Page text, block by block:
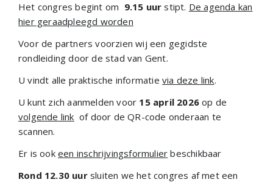
Het congres begint om 9.15 uurstipt. De agenda kan
hier geraadpleegd worden
Voor de partners voorzien wij een gegidste
rondleiding door de stad van Gent.
U vindt alle praktische informatie via deze link.
U kunt zich aanmelden voor 15 april 2026op de
volgende link of door de QR-code onderaan te
scannen.
Er is ook een inschrijvingsformulier beschikbaar
Rond 12.30 uur sluiten we het congres af met een